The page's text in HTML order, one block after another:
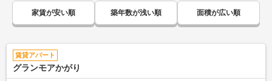
家賃が安い順 築年数が浅い順 面積が広い順
賃貸アパート
グランモアかがり